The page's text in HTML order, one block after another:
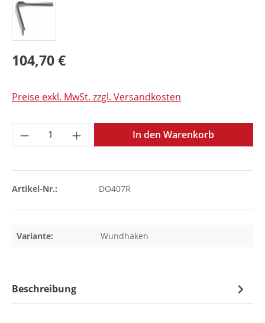
104,70 €
Preise exkl. MwSt. zzgl. Versandkosten
Produkt Anzahl: Gib den gewünschten
In den Warenkorb
Artikel-Nr.: DO407R
Variante: Wundhaken
Beschreibung